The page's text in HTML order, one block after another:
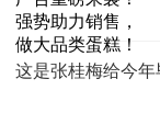
这是张桂梅给今